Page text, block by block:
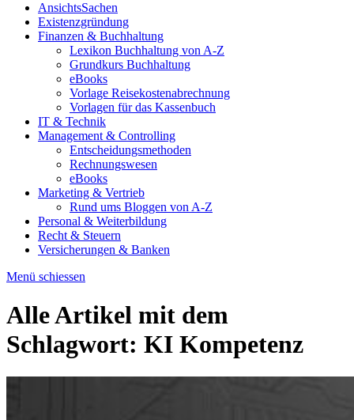
AnsichtsSachen
Existenzgründung
Finanzen & Buchhaltung
Lexikon Buchhaltung von A-Z
Grundkurs Buchhaltung
eBooks
Vorlage Reisekostenabrechnung
Vorlagen für das Kassenbuch
IT & Technik
Management & Controlling
Entscheidungsmethoden
Rechnungswesen
eBooks
Marketing & Vertrieb
Rund ums Bloggen von A-Z
Personal & Weiterbildung
Recht & Steuern
Versicherungen & Banken
Menü schiessen
Alle Artikel mit dem
Schlagwort: KI Kompetenz